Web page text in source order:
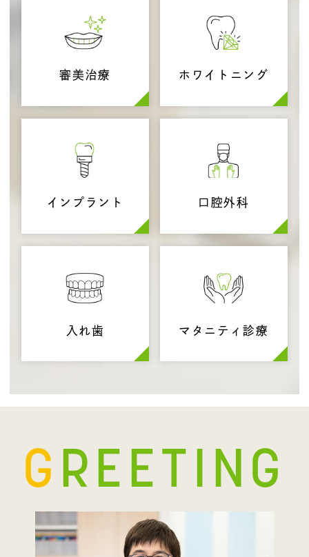
審美治療 ホワイトニング
インプラント 口腔外科
入れ歯 マタニティ診療
GREETING